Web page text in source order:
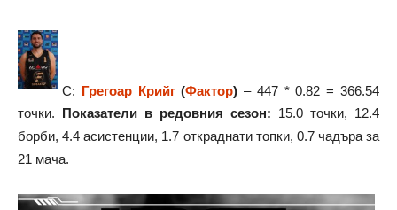
C: Грегоар Крийг(Фактор) – 447 * 0.82 = 366.54
точки. Показатели в редовния сезон: 15.0 точки, 12.4
борби, 4.4 асистенции, 1.7 откраднати топки, 0.7 чадъра за
21 мача.